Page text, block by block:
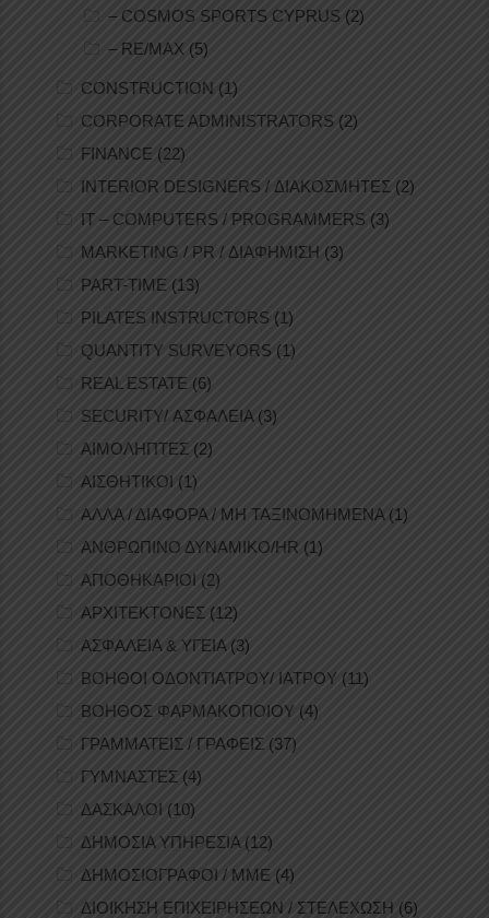
– COSMOS SPORTS CYPRUS (2)
– RE/MAX (5)
CONSTRUCTION (1)
CORPORATE ADMINISTRATORS (2)
FINANCE (22)
INTERIOR DESIGNERS / ΔΙΑΚΟΣΜΗΤΕΣ (2)
IT – COMPUTERS / PROGRAMMERS (3)
MARKETING / PR / ΔΙΑΦΗΜΙΣΗ (3)
PART-TIME (13)
PILATES INSTRUCTORS (1)
QUANTITY SURVEYORS (1)
REAL ESTATE (6)
SECURITY/ ΑΣΦΑΛΕΙΑ(3)
ΑΙΜΟΛΗΠΤΕΣ (2)
ΑΙΣΘΗΤΙΚΟΙ (1)
ΑΛΛΑ / ΔΙΑΦΟΡΑ / ΜΗ ΤΑΞΙΝΟΜΗΜΕΝΑ(1)
ΑΝΘΡΩΠΙΝΟ ΔΥΝΑΜΙΚΟ/HR (1)
ΑΠΟΘΗΚΑΡΙΟΙ (2)
ΑΡΧΙΤΕΚΤΟΝΕΣ (12)
ΑΣΦΑΛΕΙΑ & ΥΓΕΙΑ(3)
ΒΟΗΘΟΙ ΟΔΟΝΤΙΑΤΡΟΥ/ ΙΑΤΡΟΥ (11)
ΒΟΗΘΟΣ ΦΑΡΜΑΚΟΠΟΙΟΥ (4)
ΓΡΑΜΜΑΤΕΙΣ / ΓΡΑΦΕΙΣ (37)
ΓΥΜΝΑΣΤΕΣ (4)
ΔΑΣΚΑΛΟΙ (10)
ΔΗΜΟΣΙΑ ΥΠΗΡΕΣΙΑ (12)
ΔΗΜΟΣΙΟΓΡΑΦΟΙ / ΜΜΕ (4)
ΔΙΟΙΚΗΣΗ ΕΠΙΧΕΙΡΗΣΕΩΝ / ΣΤΕΛΕΧΩΣΗ (6)